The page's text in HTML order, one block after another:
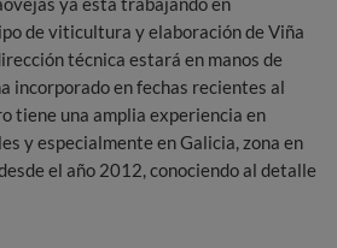
de viticultura y elaboración de Viña
técnica estará en manos de
incorporado en fechas recientes al
tiene una amplia experiencia en
y especialmente en Galicia, zona en
el año 2012, conociendo al detalle